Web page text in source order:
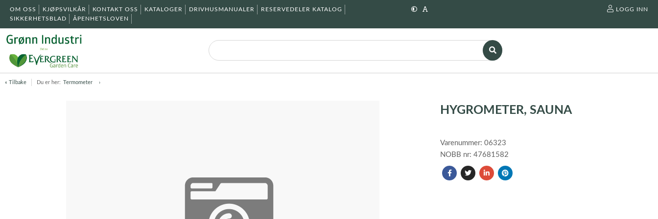
OM OSS KJØPSVILKÅR KONTAKT OSS KATALOGER DRIVHUSMANUALER
RESERVEDELER KATALOG
SIKKERHETSBLAD
ÅPENHETSLOVEN
LOGG INN
« Tilbake Du er her: Termometer
HYGROMETER, SAUNA
Varenummer: 06323
NOBB nr: 47681582